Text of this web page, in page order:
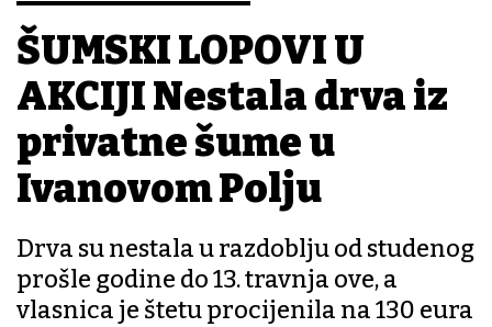
ŠUMSKI LOPOVI U
AKCIJI Nestala drva iz
privatne šume u
Ivanovom Polju
Drva su nestala u razdoblju od studenog
prošle godine do 13. travnja ove, a
vlasnica je štetu procijenila na 130 eura